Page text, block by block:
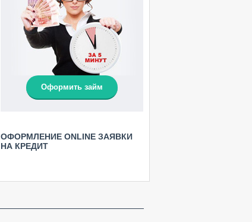
Оформить займ
ОФОРМЛЕНИЕ ONLINE ЗАЯВКИ
НА КРЕДИТ